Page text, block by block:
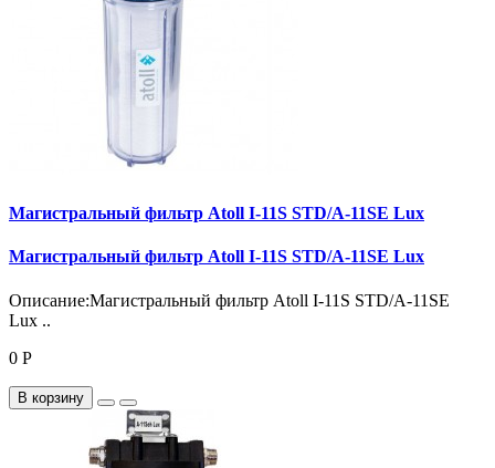
Магистральный фильтр Atoll I-11S STD/A-11SE Lux
Магистральный фильтр Atoll I-11S STD/A-11SE Lux
Описание:Магистральный фильтр Atoll I-11S STD/A-11SE
Lux ..
0 Р
В корзину